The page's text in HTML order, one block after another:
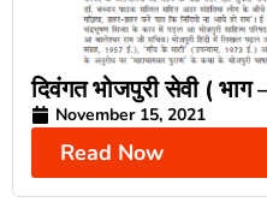
दिवंगत भोजपुरी सेवी ( भाग
November 15, 2021
Read Now